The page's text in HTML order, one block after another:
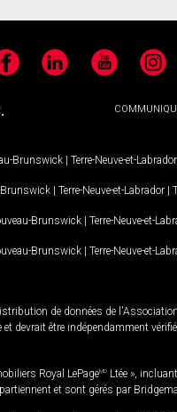
LinkedIn YouTube
Brunswick | Terre-Neuve-et-Labrador
Brunswick | Terre-Neuve-et-Labrador |
Brunswick | Terre-Neuve-et-
Brunswick | Terre-Neuve-et-
de données de
être indépendamment
Royal LePageMD Ltée »,
et sont gérés par